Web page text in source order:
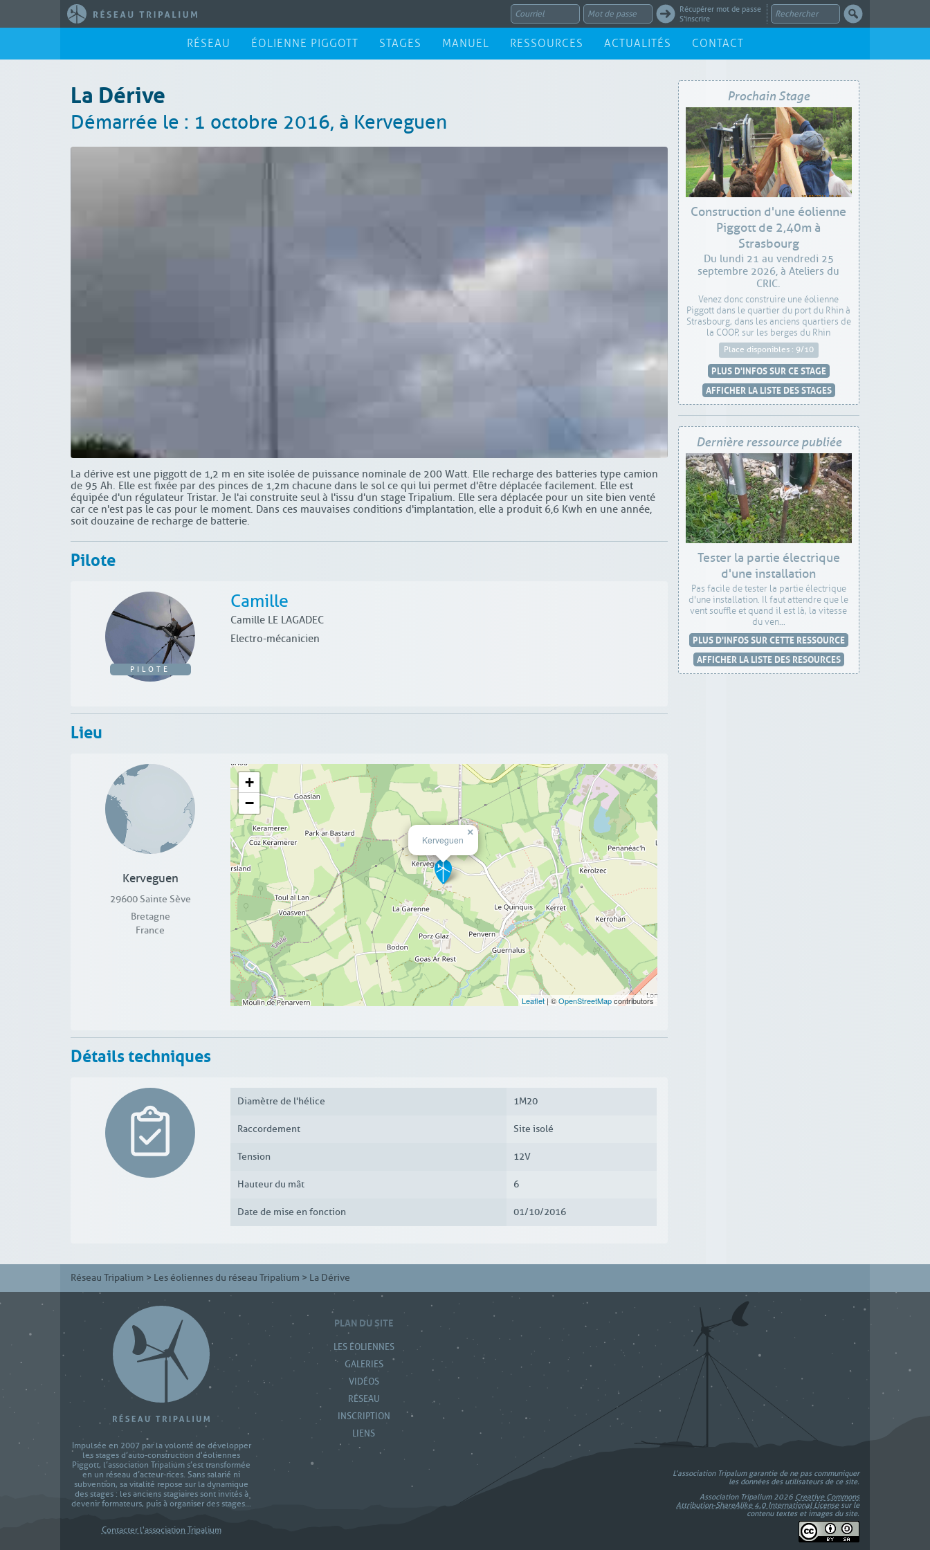
Récupérer mot de passe
S'inscrire
RÉSEAU ÉOLIENNE PIGGOTT STAGES MANUEL RESSOURCES ACTUALITÉS CONTACT
La Dérive
Démarrée le : 1 octobre 2016, à Kerveguen
La dérive est une piggott de 1,2 m en site isolée de puissance nominale de 200 Watt. Elle recharge des batteries type camion
de 95 Ah. Elle est fixée par des pinces de 1,2m chacune dans le sol ce qui lui permet d'être déplacée facilement. Elle est
équipée d'un régulateur Tristar. Je l'ai construite seul à l'issu d'un stage Tripalium. Elle sera déplacée pour un site bien venté
car ce n'est pas le cas pour le moment. Dans ces mauvaises conditions d'implantation, elle a produit 6,6 Kwh en une année,
soit douzaine de recharge de batterie.
Pilote
PILOTE
Camille
Camille LE LAGADEC
Electro-mécanicien
Lieu
Kerveguen
29600 Sainte Sève
Bretagne
France
Kerveguen
×
+
−
Leaflet| ©OpenStreetMapcontributors
Détails techniques
Diamètre de l'hélice 1M20
Raccordement Site isolé
Tension 12V
Hauteur du mât 6
Date de mise en fonction 01/10/2016
Prochain Stage
Construction d'une éolienne
Piggott de 2,40m à
Strasbourg
Du lundi 21 au vendredi 25
septembre 2026, à Ateliers du
CRIC.
Venez donc construire une éolienne
Piggott dans le quartier du port du Rhin à
Strasbourg, dans les anciens quartiers de
la COOP, sur les berges du Rhin
Place disponibles : 9/10
PLUS D'INFOS SUR CE STAGE
AFFICHER LA LISTE DES STAGES
Dernière ressource publiée
Tester la partie électrique
d'une installation
Pas facile de tester la partie électrique
d'une installation. Il faut attendre que le
vent souffle et quand il est là, la vitesse
du ven...
PLUS D'INFOS SUR CETTE RESSOURCE
AFFICHER LA LISTE DES RESOURCES
Réseau Tripalium > Les éoliennes du réseau Tripalium > La Dérive
Impulsée en 2007 par la volonté de développer
les stages d’auto-construction d'éoliennes
Piggott, l’association Tripalium s’est transformée
en un réseau d’acteur-rices. Sans salarié ni
subvention, sa vitalité repose sur la dynamique
des stages : les anciens stagiaires sont invités à
devenir formateurs, puis à organiser des stages...
Contacter l'association Tripalium
PLAN DU SITE
LES ÉOLIENNES
GALERIES
VIDÉOS
RÉSEAU
INSCRIPTION
LIENS
L’association Tripalum garantie de ne pas communiquer
les données des utilisateurs de ce site.
Association Tripalium 2026 Creative Commons
Attribution-ShareAlike 4.0 International Licensesur le
contenu textes et images du site.